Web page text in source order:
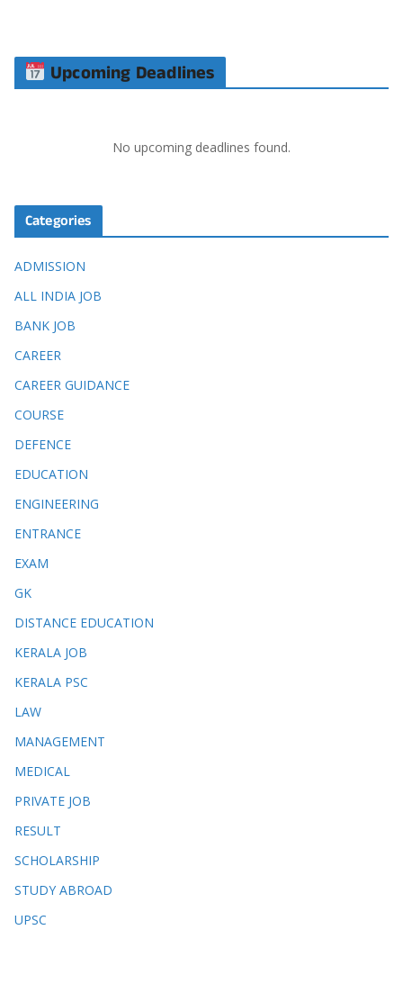
Upcoming Deadlines
No upcoming deadlines found.
Categories
ADMISSION
ALL INDIA JOB
BANK JOB
CAREER
CAREER GUIDANCE
COURSE
DEFENCE
EDUCATION
ENGINEERING
ENTRANCE
EXAM
GK
DISTANCE EDUCATION
KERALA JOB
KERALA PSC
LAW
MANAGEMENT
MEDICAL
PRIVATE JOB
RESULT
SCHOLARSHIP
STUDY ABROAD
UPSC